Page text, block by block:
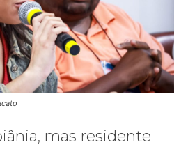
mas residente